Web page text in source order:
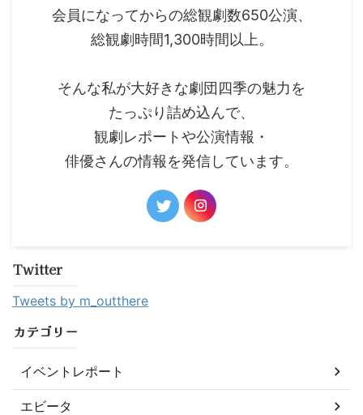
会員になってからの総観劇数650公演、
総観劇時間1,300時間以上。
そんな私が大好きな劇団四季の魅力を
たっぷり詰め込んで、
観劇レポートや公演情報・
俳優さんの情報を発信しています。
Twitter
Tweets by m_outthere
カテゴリー
イベントレポート
エビータ